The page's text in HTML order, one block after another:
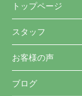
トップページ
スタッフ
お客様の声
ブログ